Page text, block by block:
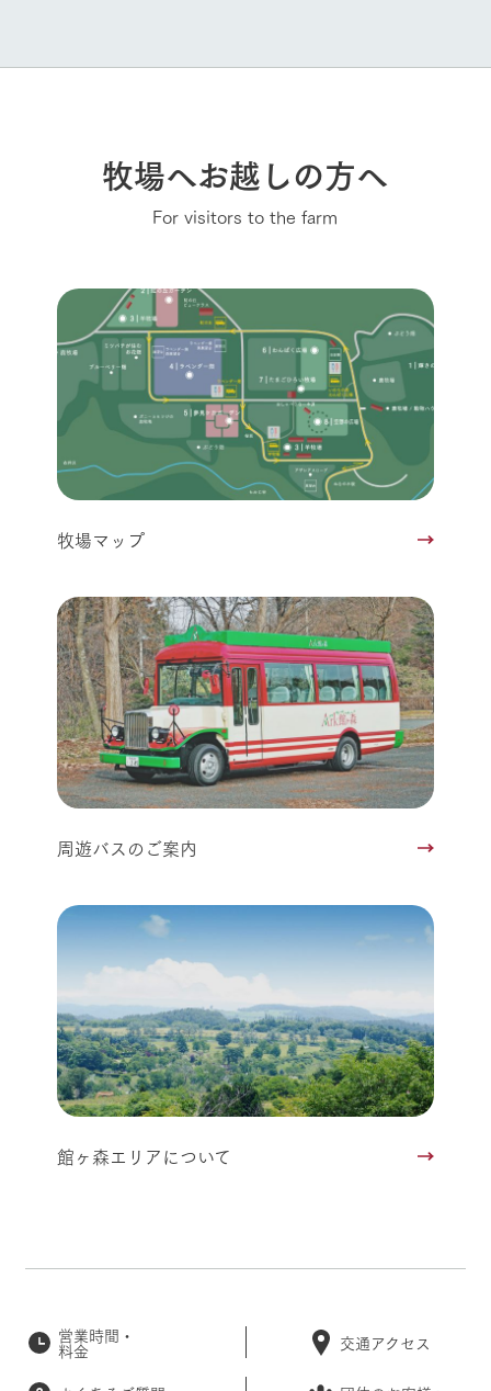
牧場へお越しの方へ
For visitors to the farm
牧場マップ
周遊バスのご案内
館ヶ森エリアについて
営業時間・
料金 交通アクセス